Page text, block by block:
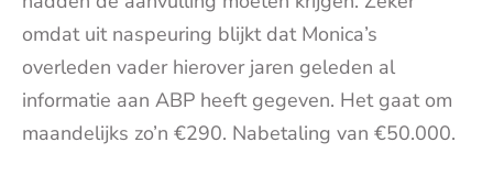
omdat uit naspeuring blijkt dat Monica’s
overleden vader hierover jaren geleden al
informatie aan ABP heeft gegeven. Het gaat om
maandelijks zo’n €290. Nabetaling van €50.000.